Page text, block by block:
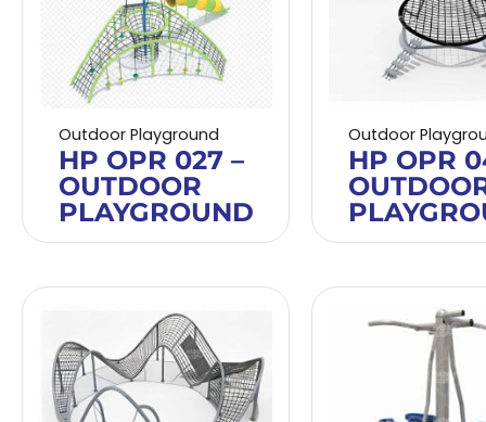
Outdoor Playground
HP OPR 027 –
OUTDOOR
PLAYGROUND
Outdoor
HP OPR